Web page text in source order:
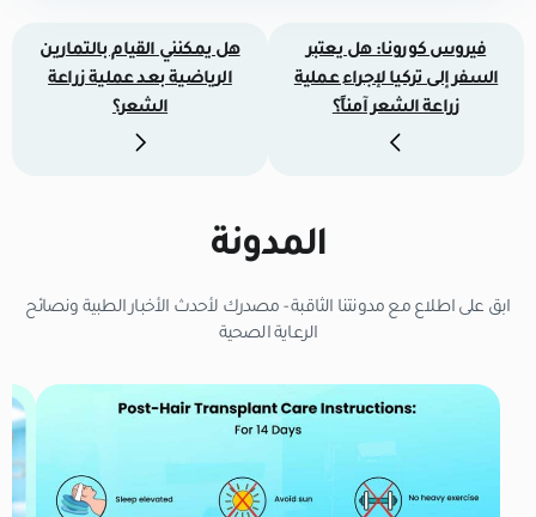
فيروس كورونا: هل يعتبر
السفر إلى تركيا لإجراء عملية
زراعة الشعر آمناً؟
هل يمكنني القيام بالتمارين
الرياضية بعد عملية زراعة
الشعر؟
المدونة
ابق على اطلاع مع مدونتنا الثاقبة - مصدرك لأحدث الأخبار الطبية ونصائح
الرعاية الصحية